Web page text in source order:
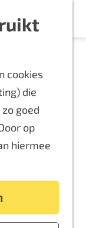
cookies
die
goed
op
hiermee